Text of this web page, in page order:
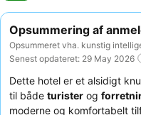
Opsummering af
Opsummeret vha. kunstig
Senest opdateret: 29 May 2026
Dette hotel er et alsidigt
til både turister og
moderne og komfortabelt